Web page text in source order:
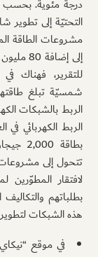
درجة مئوية. بحسب
التحتيّة إلى تطوير
مشروعات الطاقة
للتقرير، فهناك
الربط بالشبكات
بطاقة
تتحول إلى
لافتقار
بطلباتهم
هذه الشبكات
في موقع